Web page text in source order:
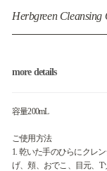
Herbgreen Cleansing
more details
容量200mL
ご使用方法
1. 乾いた手のひらにクレ
げ、頬、おでこ、目元、T